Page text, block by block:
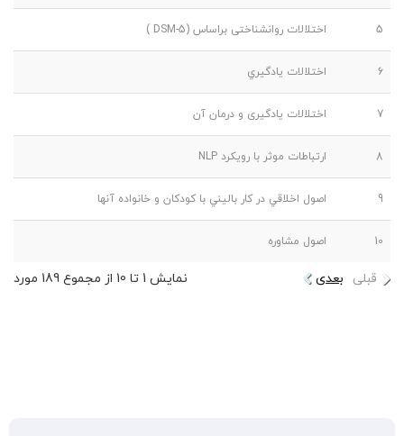
5 اختلالات روانشناختی براساس (DSM-5 )
6 اختلالات يادگيري
7 اختلالات یادگیری و درمان آن
8 ارتباطات موثر با رویکرد NLP
9 اصول اخلاقي در كار باليني با كودكان و خانواده آنها
10 اصول مشاوره
نمایش 1 تا 10 از مجموع 189 مورد قبلی بعدی